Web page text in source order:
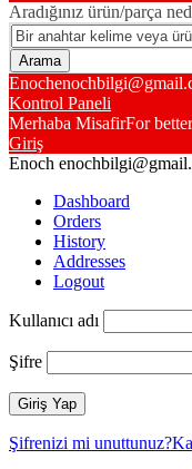
Aradığınız ürün/parça
Enoch
Kontrol Paneli
Merhaba MisafirFor
Giriş
Enoch
Dashboard
Orders
History
Addresses
Logout
Kullanıcı adı
Şifre
Şifrenizi mi unuttunuz?